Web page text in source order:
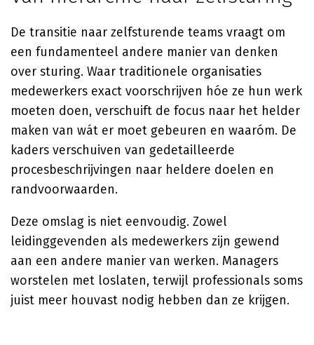
De transitie naar zelfsturende teams vraagt om
een fundamenteel andere manier van denken
over sturing. Waar traditionele organisaties
medewerkers exact voorschrijven hóe ze hun werk
moeten doen, verschuift de focus naar het helder
maken van wát er moet gebeuren en waaróm. De
kaders verschuiven van gedetailleerde
procesbeschrijvingen naar heldere doelen en
randvoorwaarden.
Deze omslag is niet eenvoudig. Zowel
leidinggevenden als medewerkers zijn gewend
aan een andere manier van werken. Managers
worstelen met loslaten, terwijl professionals soms
juist meer houvast nodig hebben dan ze krijgen.